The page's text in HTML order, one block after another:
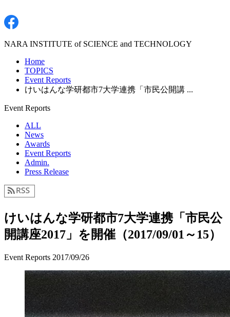
NARA INSTITUTE of SCIENCE and TECHNOLOGY
Home
TOPICS
Event Reports
けいはんな学研都市7大学連携「市民公開講 ...
Event Reports
ALL
News
Awards
Event Reports
Admin.
Press Release
けいはんな学研都市7大学連携「市民公
開講座2017」を開催（2017/09/01～15）
Event Reports 2017/09/26